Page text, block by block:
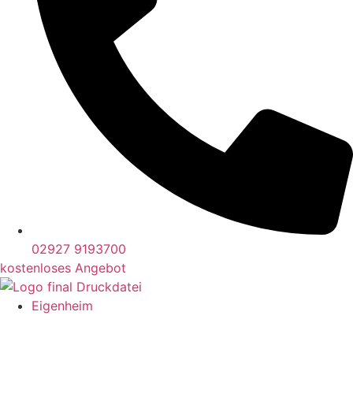
02927 9193700
kostenloses Angebot
Eigenheim